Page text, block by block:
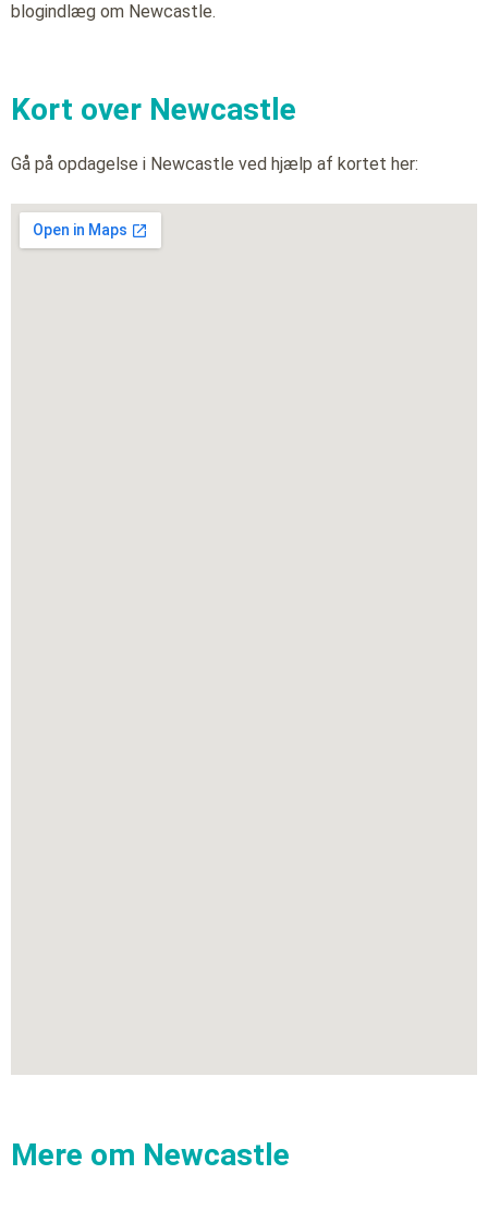
blogindlæg om Newcastle.
Kort over Newcastle
Gå på opdagelse i Newcastle ved hjælp af kortet her:
Mere om Newcastle